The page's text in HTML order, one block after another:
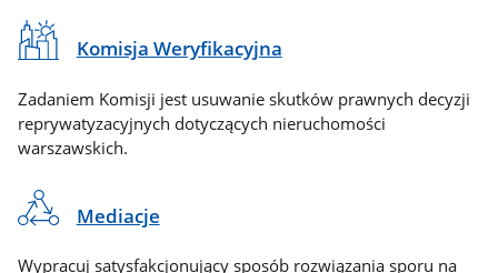
Komisja Weryfikacyjna
Zadaniem Komisji jest usuwanie skutków prawnych decyzji
reprywatyzacyjnych dotyczących nieruchomości
warszawskich.
Mediacje
Wypracuj satysfakcjonujący sposób rozwiązania sporu na